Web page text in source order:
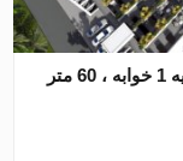
آپارتمان در در Hawaii Homes Tatlisu ، ترکیه 1 خوابه ، 60 متر